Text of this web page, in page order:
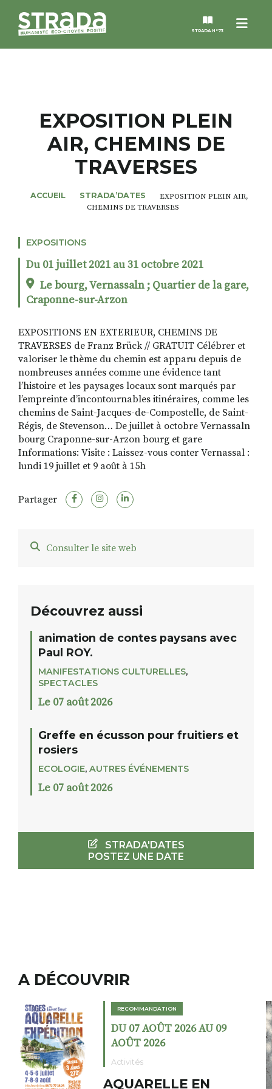
Menu
STRADA N°73
MAGAZINES
NOS THÈMES
S'INSCRIRE À LA NEWSLETTER
FACEBOOKINSTAGRAM
LINKEDINYOUTUBE
EXPOSITION PLEIN
AIR, CHEMINS DE
TRAVERSES
ACCUEIL STRADA’DATES
EXPOSITION PLEIN AIR,
CHEMINS DE TRAVERSES
EXPOSITIONS
Du 01 juillet 2021 au 31 octobre 2021
Le bourg, Vernassaln ; Quartier de la gare,
Craponne-sur-Arzon
EXPOSITIONS EN EXTERIEUR, CHEMINS DE
TRAVERSES de Franz Brück // GRATUIT Célébrer et
valoriser le thème du chemin est apparu depuis de
nombreuses années comme une évidence tant
l’histoire et les paysages locaux sont marqués par
l’empreinte d’incontournables itinéraires, comme les
chemins de Saint-Jacques-de-Compostelle, de Saint-
Régis, de Stevenson… De juillet à octobre Vernassaln
bourg Craponne-sur-Arzon bourg et gare
Informations: Visite : Laissez-vous conter Vernassal :
lundi 19 juillet et 9 août à 15h
Partager
Consulter le site web
Découvrez aussi
animation de contes paysans avec
Paul ROY.
MANIFESTATIONS CULTURELLES,
SPECTACLES
Le 07 août 2026
Greffe en écusson pour fruitiers et
rosiers
ECOLOGIE, AUTRES ÉVÉNEMENTS
Le 07 août 2026
STRADA'DATES
POSTEZ UNE DATE
A DÉCOUVRIR
RECOMMANDATION
DU 02 AOÛT 2026 AU 23
AOÛT 2026
Expositions
Cochon charbon au